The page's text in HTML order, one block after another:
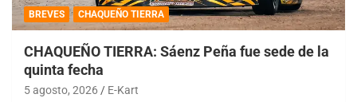
BREVES CHAQUEÑO TIERRA
CHAQUEÑO TIERRA: Sáenz Peña fue sede de la
quinta fecha
5 agosto, 2026 E-Kart